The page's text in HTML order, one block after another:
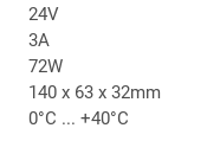
24V
3A
72W
140 x 63 x 32mm
0°C ... +40°C